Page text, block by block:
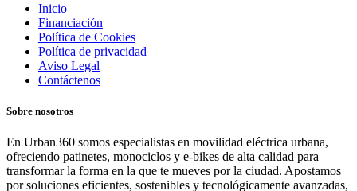
Inicio
Financiación
Política de Cookies
Política de privacidad
Aviso Legal
Contáctenos
Sobre nosotros
En Urban360 somos especialistas en movilidad eléctrica urbana,
ofreciendo patinetes, monociclos y e-bikes de alta calidad para
transformar la forma en la que te mueves por la ciudad. Apostamos
por soluciones eficientes, sostenibles y tecnológicamente avanzadas,